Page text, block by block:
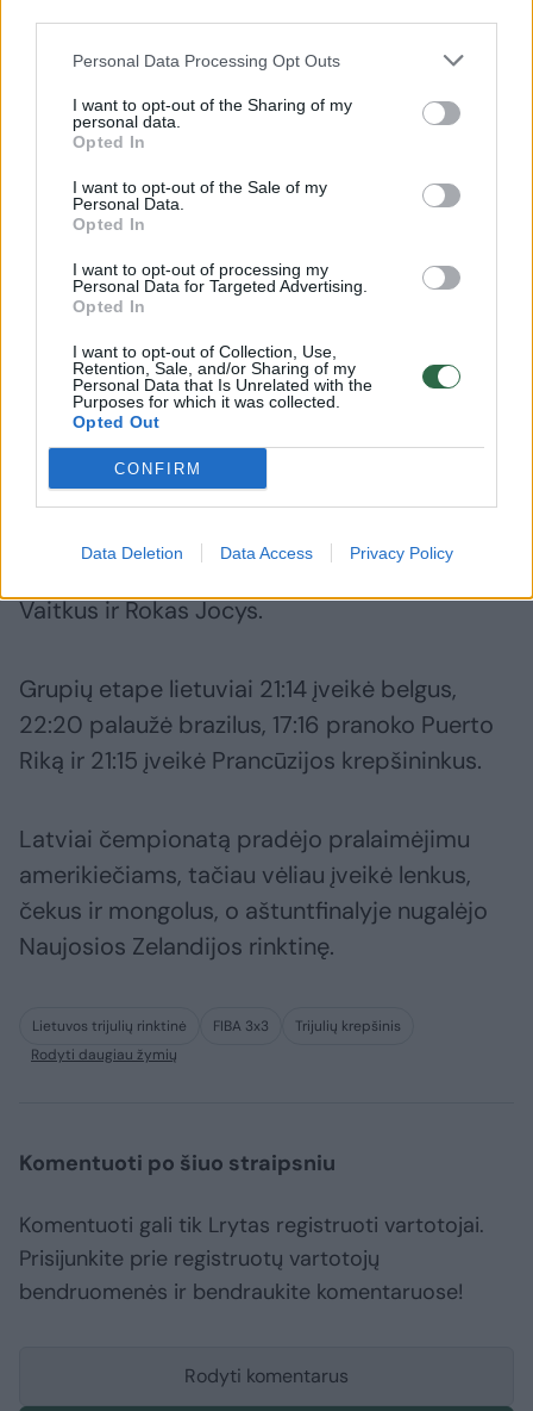
Personal Data Processing Opt Outs
I want to opt-out of the Sharing of my
personal data.
Opted In
I want to opt-out of the Sale of my
Personal Data.
Opted In
I want to opt-out of processing my
Personal Data for Targeted Advertising.
Opted In
I want to opt-out of Collection, Use,
Retention, Sale, and/or Sharing of my
Personal Data that Is Unrelated with the
Purposes for which it was collected.
Opted Out
CONFIRM
Data Deletion Data Access Privacy Policy
Už galvų besigriebusi rinktinė
didelis pasiekimas“(1)
po
Stebuklo mūsiškiai sukurti nebesugebėjo ir
patyrė skaudų pralaimėjimą, kuris užbaigė
vaikinų pasaulio čempionatą.
Pusfinalyje latviai susitiks su Serbijos rinktine,
kuri 21:19 pranoko Nyderlandų krepšininkus.
Lietuvai pasaulio čempionate atstovavo
Vaitkus ir Rokas Jocys.
Grupių etape lietuviai 21:14 įveikė belgus,
22:20 palaužė brazilus, 17:16 pranoko Puerto
Riką ir 21:15 įveikė Prancūzijos krepšininkus.
Latviai čempionatą pradėjo pralaimėjimu
amerikiečiams, tačiau vėliau įveikė lenkus,
čekus ir mongolus, o aštuntfinalyje nugalėjo
Naujosios Zelandijos rinktinę.
Lietuvos trijulių rinktinė FIBA 3x3
Trijulių krepšinis
Rodyti daugiau žymių
Komentuoti po šiuo straipsniu
Komentuoti gali tik Lrytas registruoti vartotojai.
Prisijunkite prie registruotų vartotojų
bendruomenės ir bendraukite komentaruose!
Rodyti komentarus